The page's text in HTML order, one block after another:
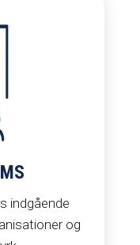
indgående
og